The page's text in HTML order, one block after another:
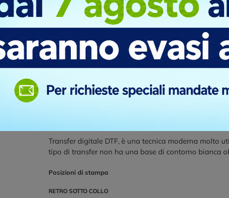
Posizioni di stampa
LATO OPPOSTO CUORE
La tecnica di personalizzazione con il ricamo diretto
stile della personalizzazione. Un indumento ricamato
programma che elabora il file del logo
sviluppano un numero maggiore dovremmo fare un
Transfer digitale DTF, è una tecnica moderna molto
tipo di transfer non ha una base di contorno bianca
Posizioni di stampa
RETRO SOTTO COLLO